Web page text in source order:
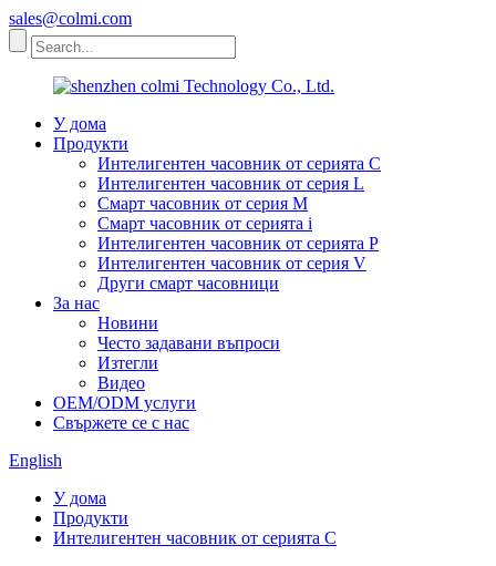
sales@colmi.com
У дома
Продукти
Интелигентен часовник от серията C
Интелигентен часовник от серия L
Смарт часовник от серия M
Смарт часовник от серията i
Интелигентен часовник от серията P
Интелигентен часовник от серия V
Други смарт часовници
За нас
Новини
Често задавани въпроси
Изтегли
Видео
OEM/ODM услуги
Свържете се с нас
English
У дома
Продукти
Интелигентен часовник от серията C